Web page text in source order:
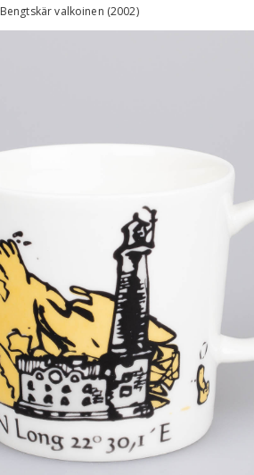
Bengtskär valkoinen (2002)